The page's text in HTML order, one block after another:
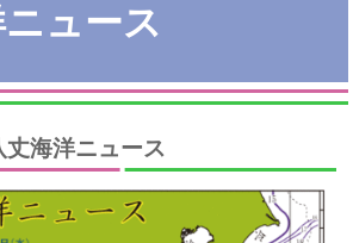
ュース
海洋ニュース